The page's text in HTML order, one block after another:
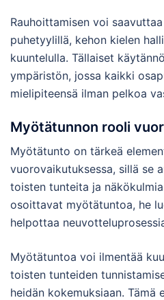
Rauhoittamisen voi
puhetyylillä, kehon kielen
kuuntelulla. Tällaiset
ympäristön, jossa kaikki
mielipiteensä ilman pelkoa
Myötätunnon rooli
Myötätunto on tärkeä
vuorovaikutuksessa, sillä se
toisten tunteita ja
osoittavat myötätuntoa, he
helpottaa
Myötätuntoa voi ilmentää
toisten tunteiden
heidän kokemuksiaan. Tämä